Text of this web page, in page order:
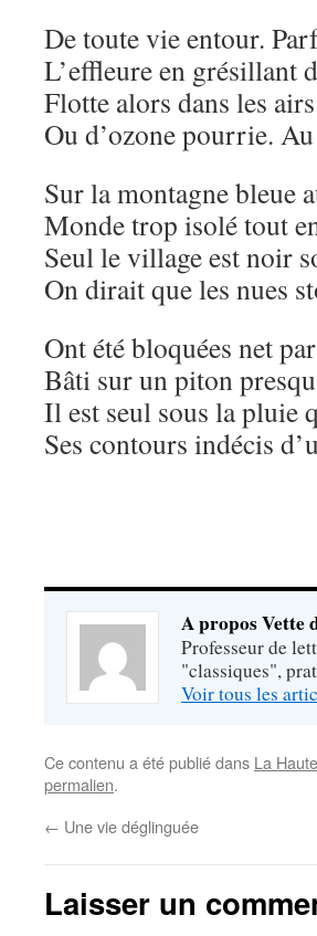
De toute vie entour.
L’effleure en grésillant
Flotte alors dans les
Ou d’ozone pourrie.
Sur la montagne bleue
Monde trop isolé tout
Seul le village est noir
On dirait que les nues
Ont été bloquées net
Bâti sur un piton
Il est seul sous la pluie
Ses contours indécis
A propos Vette
Professeur de
"classiques",
Voir tous les
Ce contenu a été publié dans La
permalien.
← Une vie déglinguée
Laisser un